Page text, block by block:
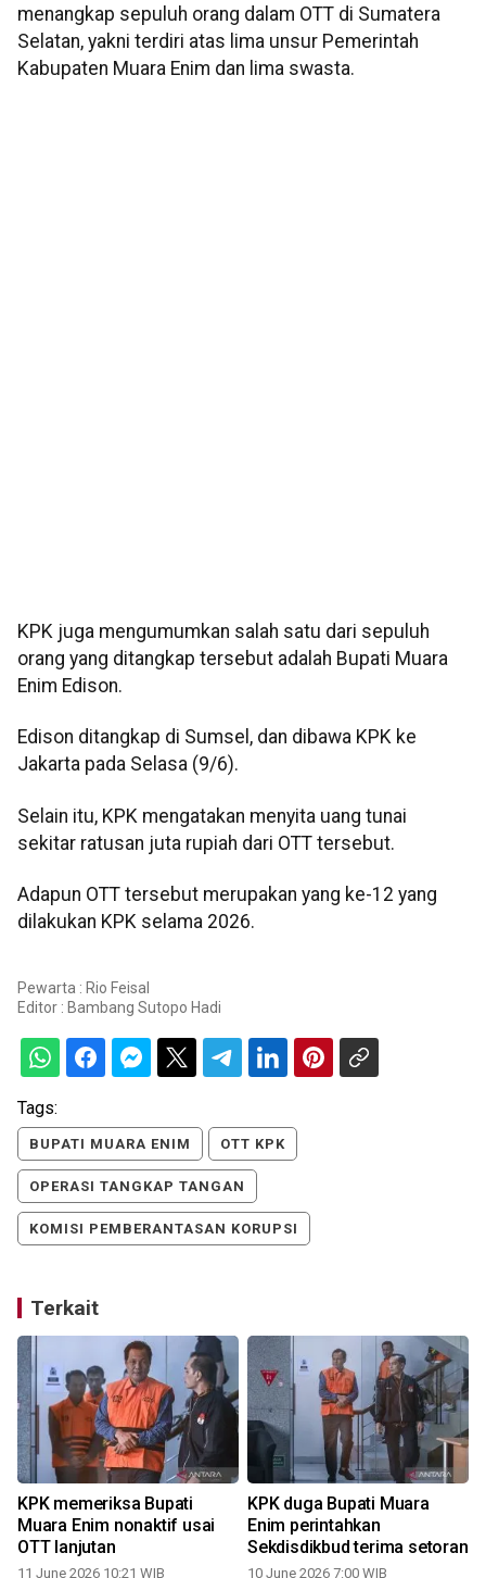
menangkap sepuluh orang dalam OTT di Sumatera
Selatan, yakni terdiri atas lima unsur Pemerintah
Kabupaten Muara Enim dan lima swasta.
KPK juga mengumumkan salah satu dari sepuluh
orang yang ditangkap tersebut adalah Bupati Muara
Enim Edison.
Edison ditangkap di Sumsel, dan dibawa KPK ke
Jakarta pada Selasa (9/6).
Selain itu, KPK mengatakan menyita uang tunai
sekitar ratusan juta rupiah dari OTT tersebut.
Adapun OTT tersebut merupakan yang ke-12 yang
dilakukan KPK selama 2026.
Pewarta : Rio Feisal
Editor : Bambang Sutopo Hadi
Tags:
BUPATI MUARA ENIM OTT KPK
OPERASI TANGKAP TANGAN
KOMISI PEMBERANTASAN KORUPSI
Terkait
KPK memeriksa Bupati
Muara Enim nonaktif usai
OTT lanjutan
11 June 2026 10:21 WIB
KPK duga Bupati Muara
Enim perintahkan
Sekdisdikbud terima setoran
10 June 2026 7:00 WIB